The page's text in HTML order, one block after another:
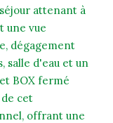
attenant à
une vue
dégagement
salle d'eau et un
BOX fermé
cet
offrant une